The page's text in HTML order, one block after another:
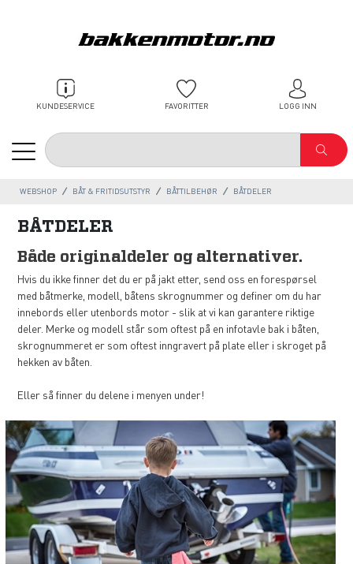
KUNDESERVICE FAVORITTER LOGG INN
WEBSHOP BÅT & FRITIDSUTSTYR BÅTTILBEHØR BÅTDELER
BÅTDELER
Både originaldeler og alternativer.
Hvis du ikke finner det du er på jakt etter, send oss en forespørsel
med båtmerke, modell, båtens skrognummer og definer om du har
innebords eller utenbords motor - slik at vi kan garantere riktige
deler. Merke og modell står som oftest på en infotavle bak i båten,
skrognummeret er som oftest inngravert på plate eller i skroget på
hekken av båten.
Eller så finner du delene i menyen under!